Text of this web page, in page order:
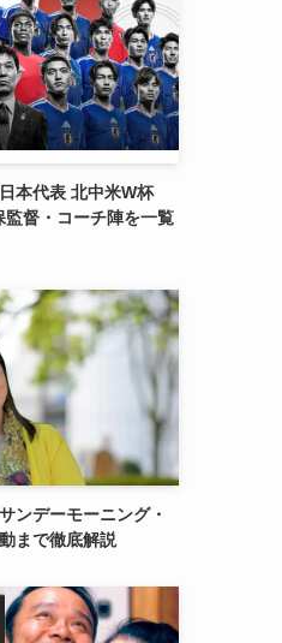
本代表 北中米W杯
督・コーチ陣を一覧
ンデーモーニング・
まで徹底解説